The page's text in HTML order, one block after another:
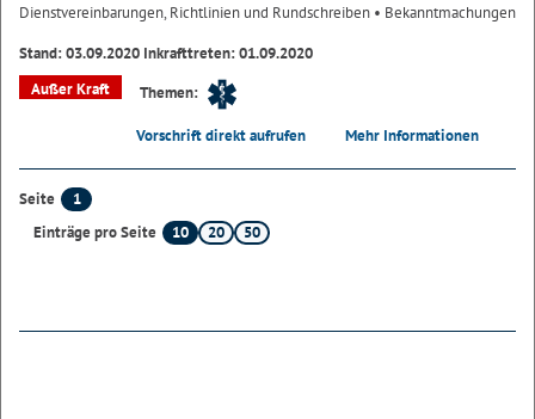
Dienstvereinbarungen, Richtlinien und Rundschreiben • Bekanntmachungen
Stand: 03.09.2020 Inkrafttreten: 01.09.2020
Außer Kraft
Themen:
Vorschrift direkt aufrufen Mehr Informationen
Seite
1
Einträge pro Seite
10 20 50